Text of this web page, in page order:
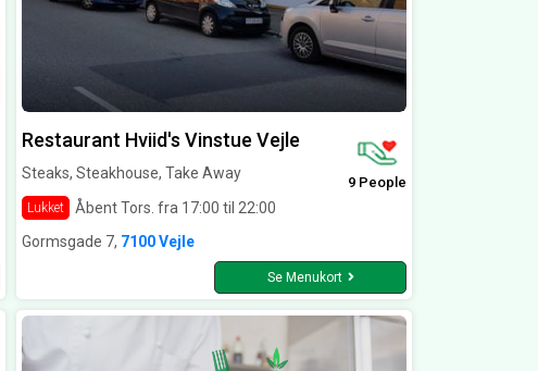
Restaurant Hviid's Vinstue Vejle
Steaks, Steakhouse, Take Away
Lukket Åbent Tors. fra 17:00 til 22:00
9 People
Gormsgade 7, 7100 Vejle
Se Menukort